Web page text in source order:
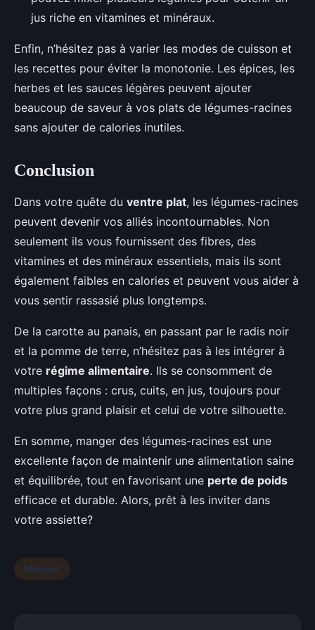
jus riche en vitamines et minéraux.
Enfin, n’hésitez pas à varier les modes de cuisson et
les recettes pour éviter la monotonie. Les épices, les
herbes et les sauces légères peuvent ajouter
beaucoup de saveur à vos plats de légumes-racines
sans ajouter de calories inutiles.
Conclusion
Dans votre quête du ventre plat, les légumes-racines
peuvent devenir vos alliés incontournables. Non
seulement ils vous fournissent des fibres, des
vitamines et des minéraux essentiels, mais ils sont
également faibles en calories et peuvent vous aider à
vous sentir rassasié plus longtemps.
De la carotte au panais, en passant par le radis noir
et la pomme de terre, n’hésitez pas à les intégrer à
votre régime alimentaire. Ils se consomment de
multiples façons : crus, cuits, en jus, toujours pour
votre plus grand plaisir et celui de votre silhouette.
En somme, manger des légumes-racines est une
excellente façon de maintenir une alimentation saine
et équilibrée, tout en favorisant une perte de poids
efficace et durable. Alors, prêt à les inviter dans
votre assiette?
Minceur